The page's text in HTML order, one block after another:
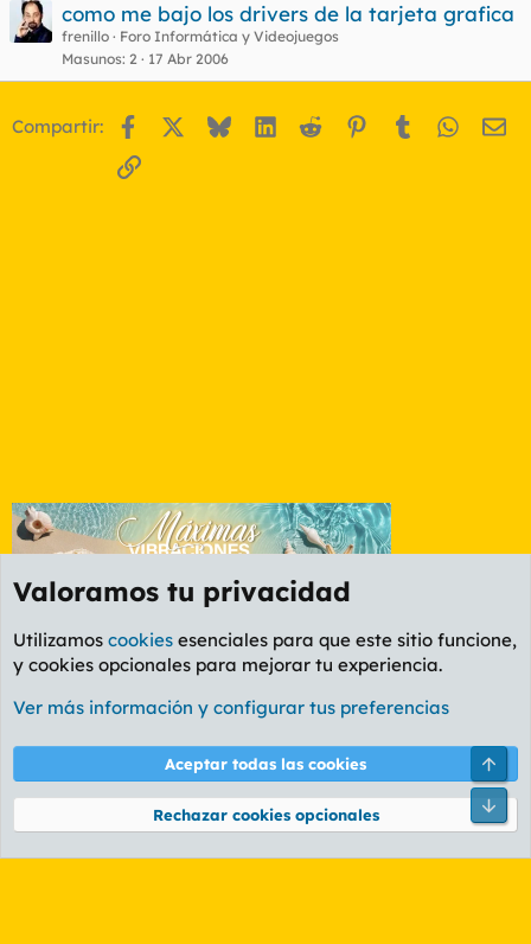
como me bajo los drivers de la tarjeta grafica
frenillo
Foro Informática y Videojuegos
Masunos 2 17 Abr 2006
Compartir: Facebook BlueskyLinkedIn
Reddit Pinterest
Tumblr
Enlace
Foro Informática y Videojuegos
Cookies
PL OLDSTYLE AMARILLO
Términos y reglas Política de privacidad Ayuda
Community platform by XenForo® © 2010-2026 XenForo Ltd.
Valoramos tu privacidad
Utilizamos cookies esenciales para que este sitio funcione,
y cookies opcionales para mejorar tu experiencia.
Ver más información y configurar tus preferencias
Aceptar todas las cookies
Rechazar cookies opcionales
Pie